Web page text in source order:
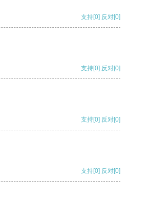
支持[0] 反对[0]
支持[0] 反对[0]
支持[0] 反对[0]
支持[0] 反对[0]